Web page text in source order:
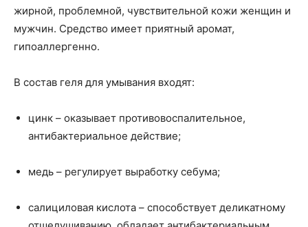
жирной, проблемной, чувствительной кожи женщин и
мужчин. Средство имеет приятный аромат,
гипоаллергенно.
В состав геля для умывания входят:
цинк – оказывает противовоспалительное,
антибактериальное действие;
медь – регулирует выработку себума;
салициловая кислота – способствует деликатному